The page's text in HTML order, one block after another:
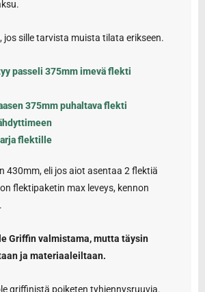
jos sille tarvista muista tilata erikseen.
passeli 375mm imevä flekti
375mm puhaltava flekti
flektille
430mm, eli jos aiot asentaa 2 flektiä
flektipaketin max leveys, kennon
Griffin valmistama, mutta täysin
ja materiaaleiltaan.
griffinistä poiketen tyhjennysruuvia.